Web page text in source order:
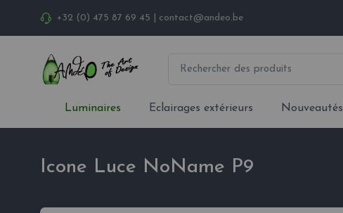
+32 (0) 475 87 69 45 contact@andeo.be
Luminaires Eclairages extérieurs Nouveautés
Icone Luce NoName P9